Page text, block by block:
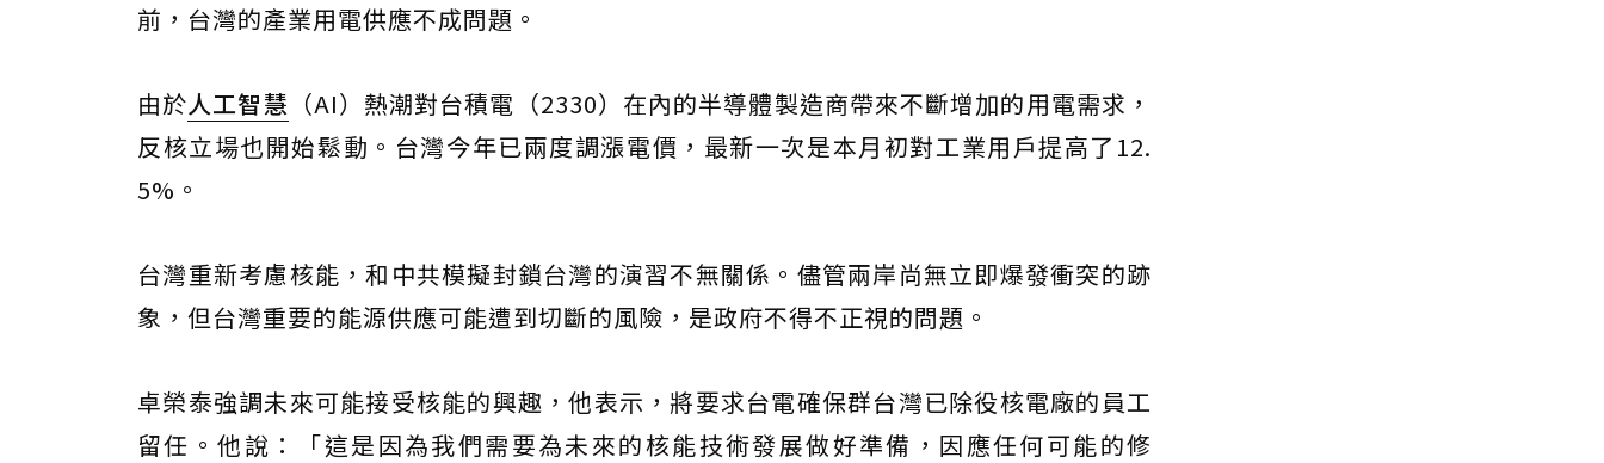
前，台灣的產業用電供應不成問題。
由於人工智慧 （AI）熱潮對台積電（2330）在內的半導體製造商帶來不斷增加的用電需求，
反核立場也開始鬆動。台灣今年已兩度調漲電價，最新一次是本月初對工業用戶提高了12.
5%。
台灣重新考慮核能，和中共模擬封鎖台灣的演習不無關係。儘管兩岸尚無立即爆發衝突的跡
象，但台灣重要的能源供應可能遭到切斷的風險，是政府不得不正視的問題。
卓榮泰強調未來可能接受核能的興趣，他表示，將要求台電確保群台灣已除役核電廠的員工
留任。他說：「這是因為我們需要為未來的核能技術發展做好準備，因應任何可能的修